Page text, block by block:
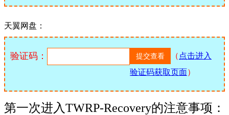
天翼网盘：
验证码： （ 点击进入
验证码获取页面）
第一次进入TWRP-Recovery的注意事项：